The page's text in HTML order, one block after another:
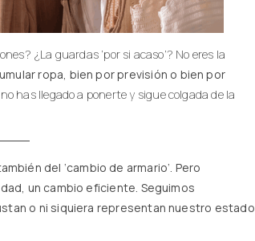
¿La guardas ‘por si acaso’? No eres la
ropa, bien por previsión o bien por
has llegado a ponerte y sigue colgada de la
del ‘cambio de armario’. Pero
un cambio eficiente. Seguimos
o ni siquiera representan nuestro estado